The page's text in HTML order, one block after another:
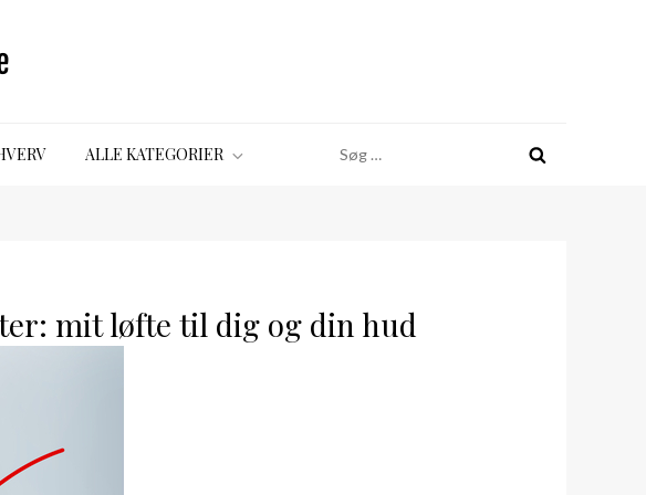
ALLE KATEGORIER
efter:
mit løfte til dig og din hud